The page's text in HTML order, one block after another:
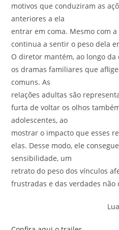
motivos que conduziram as
anteriores a ela
entrar em coma. Mesmo com
continua a sentir o peso dela
O diretor mantém, ao longo
os dramas familiares que
comuns. As
relações adultas são
furta de voltar os olhos
adolescentes, ao
mostrar o impacto que esses
elas. Desse modo, ele
sensibilidade, um
retrato do peso dos vínculos
frustradas e das verdades não